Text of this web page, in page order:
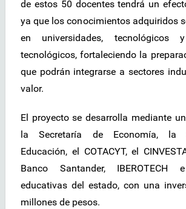
de estos 50 docentes tendrá un
ya que los conocimientos adquiridos
en universidades, tecnológicos
tecnológicos, fortaleciendo la
que podrán integrarse a sectores
valor.
El proyecto se desarrolla mediante
la Secretaría de Economía, la
Educación, el COTACYT, el
Banco Santander, IBEROTECH
educativas del estado, con una
millones de pesos.